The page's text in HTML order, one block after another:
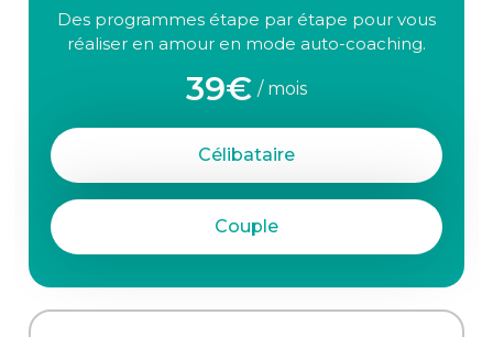
Des programmes étape par étape pour vous
réaliser en amour en mode auto-coaching.
39€ / mois
Célibataire
Couple